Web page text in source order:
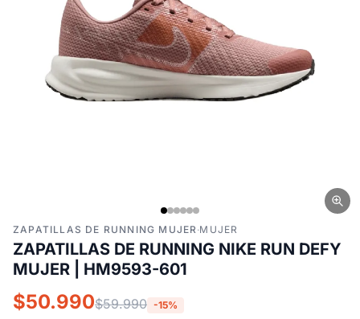
ZAPATILLAS DE RUNNING MUJER·MUJER
ZAPATILLAS DE RUNNING NIKE RUN DEFY
MUJER | HM9593-601
$50.990$59.990 -15%